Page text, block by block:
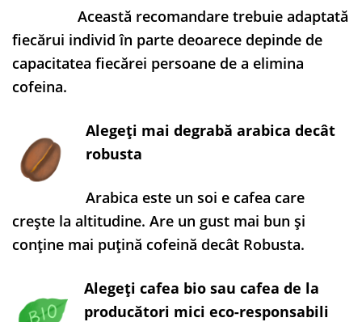
Această recomandare trebuie adaptată
fiecărui individ în parte deoarece depinde de
capacitatea fiecărei persoane de a elimina
cofeina.
Alegeți mai degrabă arabica decât
robusta
Arabica este un soi e cafea care
crește la altitudine. Are un gust mai bun și
conține mai puțină cofeină decât Robusta.
Alegeți cafea bio sau cafea de la
producători mici eco-responsabili